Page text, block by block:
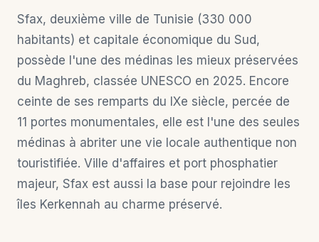
Sfax, deuxième ville de Tunisie (330 000
habitants) et capitale économique du Sud,
possède l'une des médinas les mieux préservées
du Maghreb, classée UNESCO en 2025. Encore
ceinte de ses remparts du IXe siècle, percée de
11 portes monumentales, elle est l'une des seules
médinas à abriter une vie locale authentique non
touristifiée. Ville d'affaires et port phosphatier
majeur, Sfax est aussi la base pour rejoindre les
îles Kerkennah au charme préservé.